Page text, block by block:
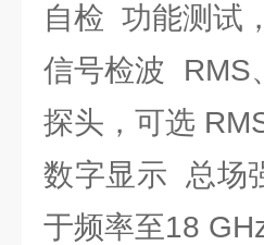
自检 功能测试
信号检波 RMS
探头，可选
数字显示 总场
于频率至18